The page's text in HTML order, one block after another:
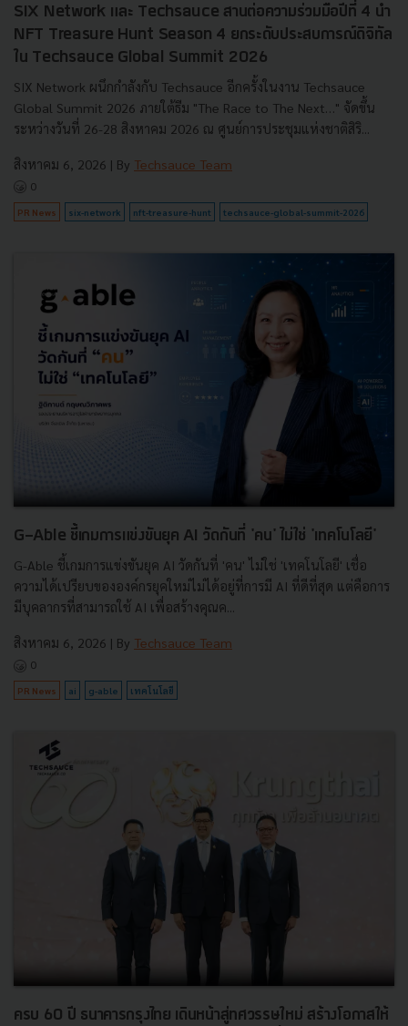
SIX Network และ Techsauce สานต่อความร่วมมือปีที่ 4 นำ
NFT Treasure Hunt Season 4 ยกระดับประสบการณ์ดิจิทัล
ใน Techsauce Global Summit 2026
SIX Network ผนึกกำลังกับ Techsauce อีกครั้งในงาน Techsauce
Global Summit 2026 ภายใต้ธีม "The Race to The Next…" จัดขึ้น
ระหว่างวันที่ 26-28 สิงหาคม 2026 ณ ศูนย์การประชุมแห่งชาติสิริ...
สิงหาคม 6, 2026 | By Techsauce Team
0
PR News six-network nft-treasure-hunt techsauce-global-summit-2026
G-Able ชี้เกมการแข่งขันยุค AI วัดกันที่ 'คน' ไม่ใช่ 'เทคโนโลยี'
G-Able ชี้เกมการแข่งขันยุค AI วัดกันที่ 'คน' ไม่ใช่ 'เทคโนโลยี' เชื่อ
ความได้เปรียบขององค์กรยุคใหม่ไม่ได้อยู่ที่การมี AI ที่ดีที่สุด แต่คือการ
มีบุคลากรที่สามารถใช้ AI เพื่อสร้างคุณค...
สิงหาคม 6, 2026 | By Techsauce Team
0
PR News ai g-able เทคโนโลยี
ครบ 60 ปี ธนาคารกรุงไทย เดินหน้าสู่ทศวรรษใหม่ สร้างโอกาสให้